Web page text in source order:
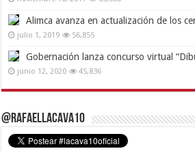
Alimca avanza en actualización de los
julio 1, 2019 56,855
Gobernación lanza concurso virtual
junio 12, 2020 45,836
@RafaelLacava10